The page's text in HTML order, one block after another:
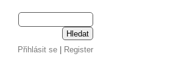
Přihlásit se| Register